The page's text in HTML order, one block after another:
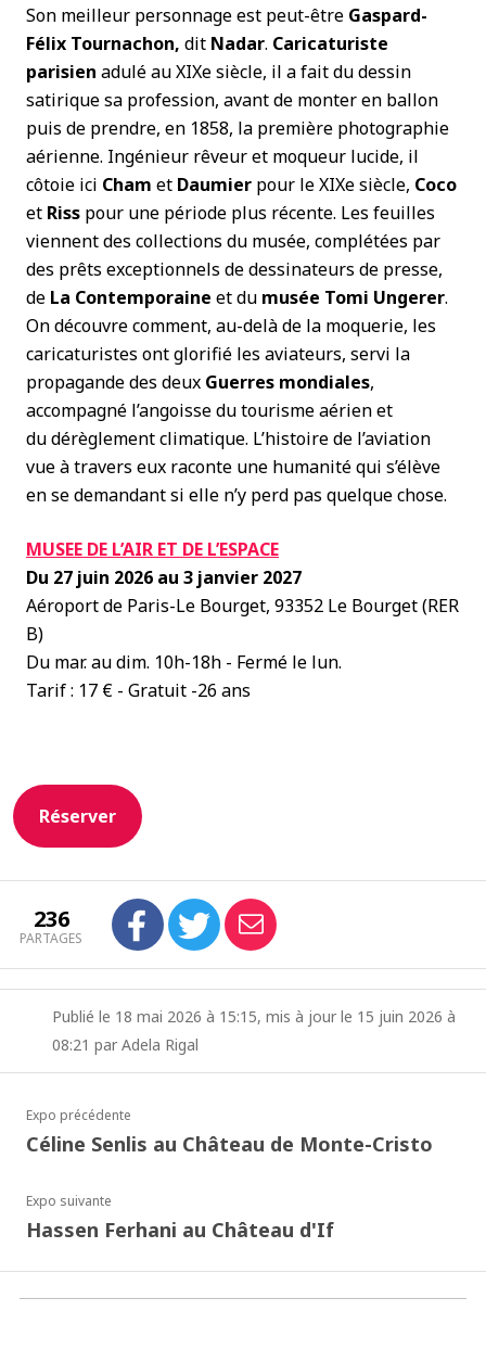
Son meilleur personnage est peut-être Gaspard-
Félix Tournachon, dit Nadar. Caricaturiste
parisien adulé au XIXe siècle, il a fait du dessin
satirique sa profession, avant de monter en ballon
puis de prendre, en 1858, la première photographie
aérienne. Ingénieur rêveur et moqueur lucide, il
côtoie ici Cham et Daumier pour le XIXe siècle, Coco
et Riss pour une période plus récente. Les feuilles
viennent des collections du musée, complétées par
des prêts exceptionnels de dessinateurs de presse,
de La Contemporaine et du musée Tomi Ungerer.
On découvre comment, au-delà de la moquerie, les
caricaturistes ont glorifié les aviateurs, servi la
propagande des deux Guerres mondiales,
accompagné l’angoisse du tourisme aérien et
du dérèglement climatique. L’histoire de l’aviation
vue à travers eux raconte une humanité qui s’élève
en se demandant si elle n’y perd pas quelque chose.
MUSEE DE L’AIR ET DE L’ESPACE
Du 27 juin 2026 au 3 janvier 2027
Aéroport de Paris-Le Bourget, 93352 Le Bourget (RER
B)
Du mar. au dim. 10h-18h - Fermé le lun.
Tarif : 17 € - Gratuit -26 ans
Réserver
236
PARTAGES
Publié le 18 mai 2026 à 15:15, mis à jour le 15 juin 2026 à
08:21 par Adela Rigal
Expo précédente
Céline Senlis au Château de Monte-Cristo
Expo suivante
Hassen Ferhani au Château d'If